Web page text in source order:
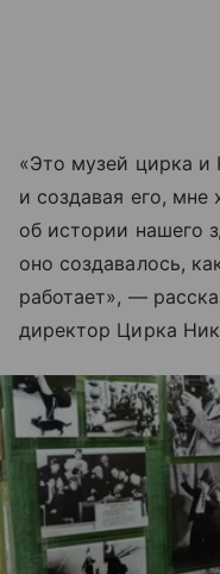
«Это музей цирка
и создавая его, мне
об истории нашего
оно создавалось,
работает», —
директор Цирка